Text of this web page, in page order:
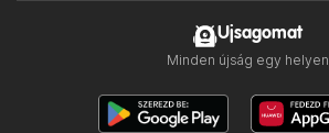
Ujsagomat
Minden újság egy helyen